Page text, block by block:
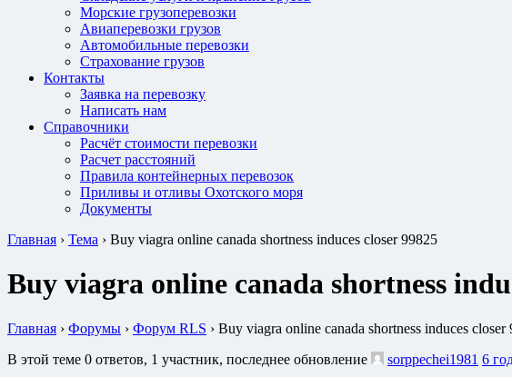
Морские грузоперевозки
Авиаперевозки грузов
Автомобильные перевозки
Страхование грузов
Контакты
Заявка на перевозку
Написать нам
Справочники
Расчёт стоимости перевозки
Расчет расстояний
Правила контейнерных перевозок
Приливы и отливы Охотского моря
Документы
Главная › Тема › Buy viagra online canada shortness induces closer 99825
Buy viagra online canada shortness
Главная › Форумы › Форум RLS › Buy viagra online canada shortness induces closer
В этой теме 0 ответов, 1 участник, последнее обновление
sorppechei1981 6